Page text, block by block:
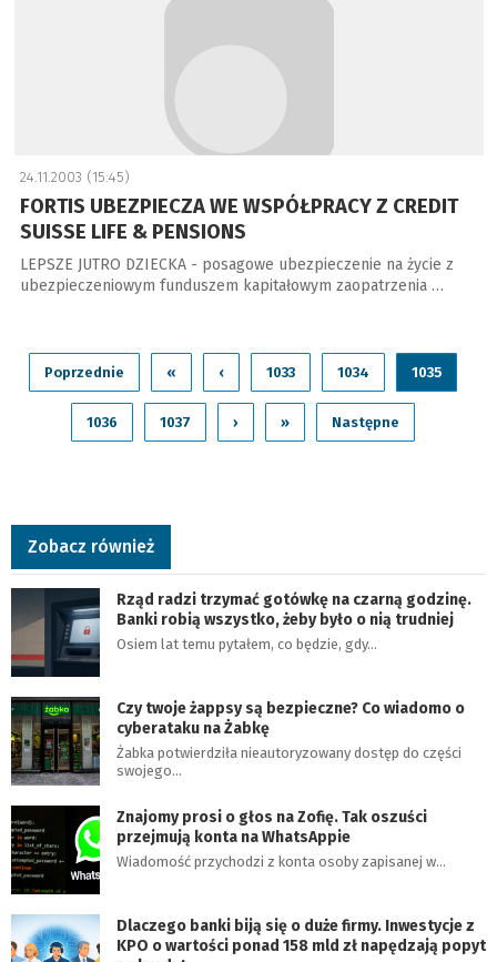
24.11.2003 (15:45)
FORTIS UBEZPIECZA WE WSPÓŁPRACY Z CREDIT
SUISSE LIFE & PENSIONS
LEPSZE JUTRO DZIECKA - posagowe ubezpieczenie na życie z
ubezpieczeniowym funduszem kapitałowym zaopatrzenia …
Poprzednie « ‹ 1033 1034 1035
1036 1037 › » Następne
Zobacz również
Rząd radzi trzymać gotówkę na czarną godzinę.
Banki robią wszystko, żeby było o nią trudniej
Osiem lat temu pytałem, co będzie, gdy…
Czy twoje żappsy są bezpieczne? Co wiadomo o
cyberataku na Żabkę
Żabka potwierdziła nieautoryzowany dostęp do części
swojego…
Znajomy prosi o głos na Zofię. Tak oszuści
przejmują konta na WhatsAppie
Wiadomość przychodzi z konta osoby zapisanej w…
Dlaczego banki biją się o duże firmy. Inwestycje z
KPO o wartości ponad 158 mld zł napędzają popyt